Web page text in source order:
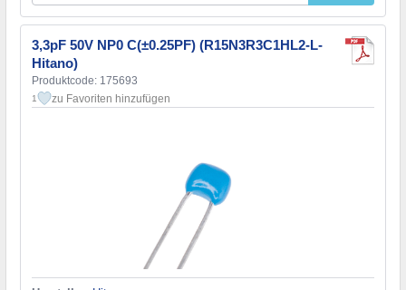
3,3pF 50V NP0 C(±0.25PF) (R15N3R3C1HL2-L-
Hitano)
Produktcode: 175693
1 zu Favoriten hinzufügen